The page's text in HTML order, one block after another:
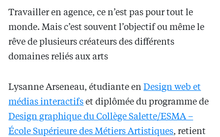
Travailler en agence, ce n’est pas pour tout le
monde. Mais c’est souvent l’objectif ou même le
rêve de plusieurs créateurs des différents
domaines reliés aux arts
Lysanne Arseneau, étudiante enDesign web et
médias interactifs et diplômée du programme de
Design graphique du Collège Salette/ESMA –
École Supérieure des Métiers Artistiques, retient